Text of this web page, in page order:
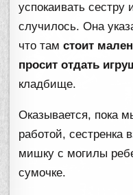
успокаивать сестру
случилось. Она
что тамстоит
просит отдать
кладбище.
Оказывается, пока
работой, сестренка
мишку с могилы
сумочке.